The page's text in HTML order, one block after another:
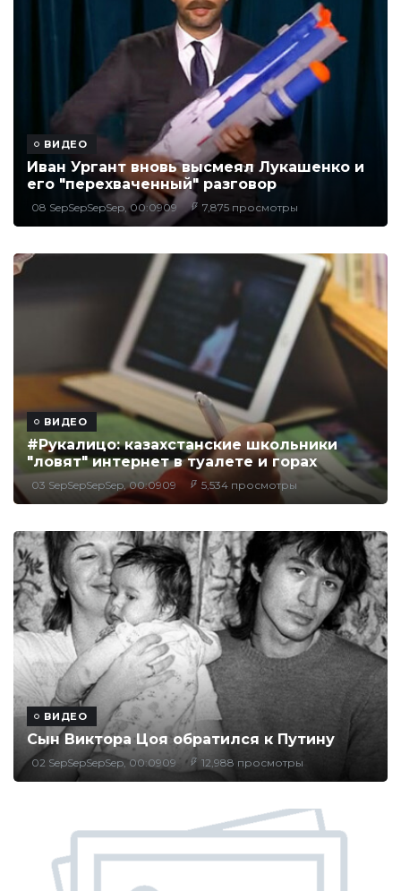
ВИДЕО
Иван Ургант вновь высмеял Лукашенко и
его "перехваченный" разговор
08 SepSepSepSep, 00:0909 7,875 просмотры
ВИДЕО
#Рукалицо: казахстанские школьники
"ловят" интернет в туалете и горах
03 SepSepSepSep, 00:0909 5,534 просмотры
ВИДЕО
Сын Виктора Цоя обратился к Путину
02 SepSepSepSep, 00:0909 12,988 просмотры